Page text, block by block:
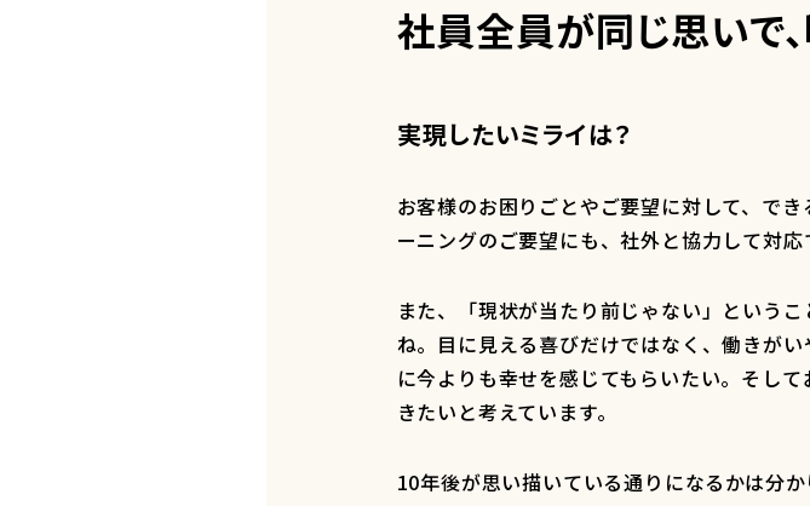
社員全員が同じ思いで
――実現したいミライは？
お客様のお困りごとやご要望に対して、で
ーニングのご要望にも、社外と協力して対
また、「現状が当たり前じゃない」という
ね。目に見える喜びだけではなく、働きが
に今よりも幸せを感じてもらいたい。そし
きたいと考えています。
10年後が思い描いている通りになるかは分